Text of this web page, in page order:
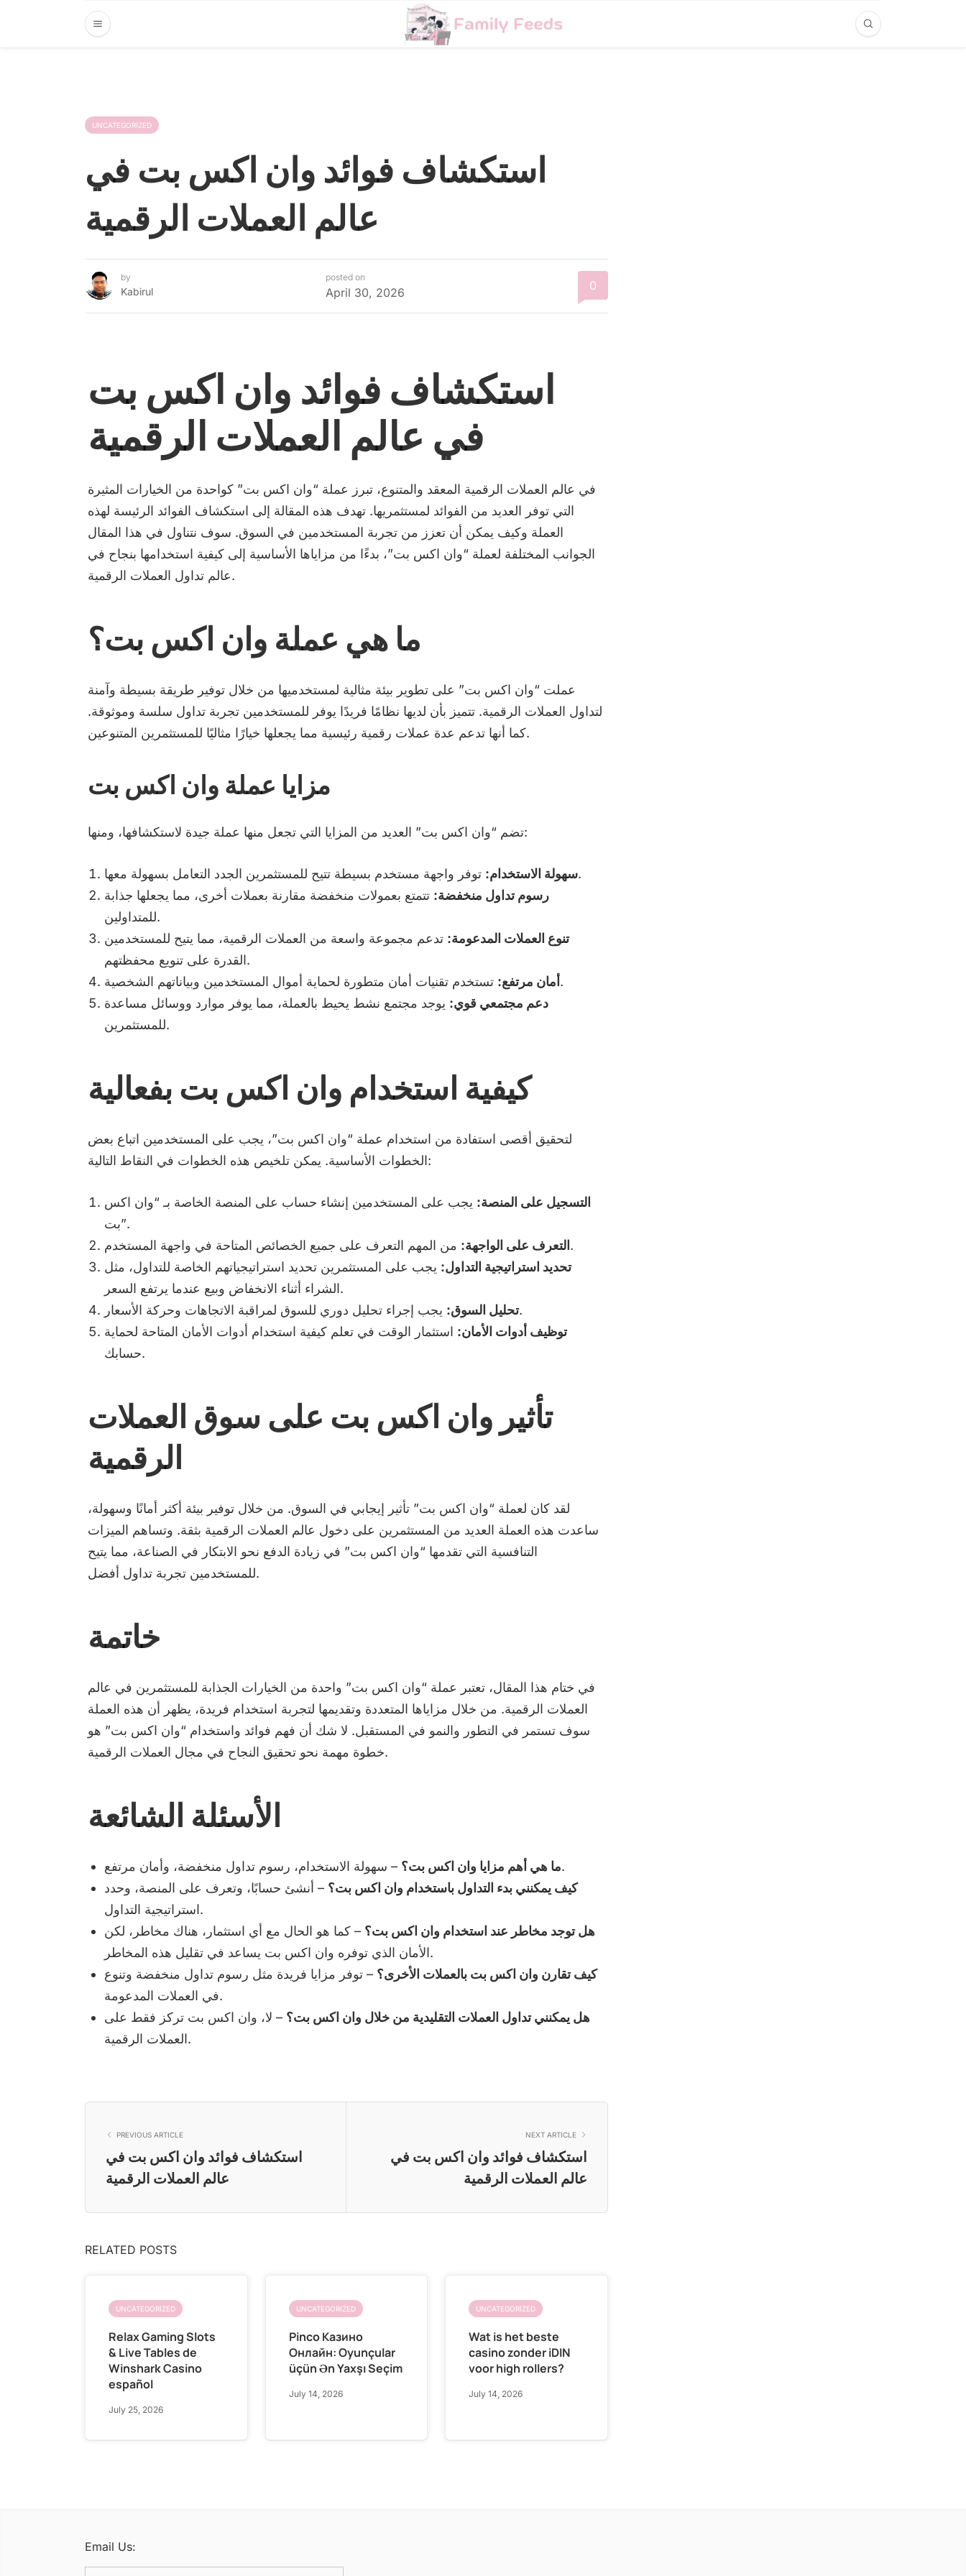
UNCATEGORIZED
استكشاف فوائد وان اكس بت في
عالم العملات الرقمية
by
Kabirul
posted on
April 30, 2026 0
استكشاف فوائد وان اكس بت
في عالم العملات الرقمية
في عالم العملات الرقمية المعقد والمتنوع، تبرز عملة “وان اكس بت” كواحدة من الخيارات المثيرة
التي توفر العديد من الفوائد لمستثمريها. تهدف هذه المقالة إلى استكشاف الفوائد الرئيسة لهذه
العملة وكيف يمكن أن تعزز من تجربة المستخدمين في السوق. سوف نتناول في هذا المقال
الجوانب المختلفة لعملة “وان اكس بت”، بدءًا من مزاياها الأساسية إلى كيفية استخدامها بنجاح في
عالم تداول العملات الرقمية.
ما هي عملة وان اكس بت؟
عملت “وان اكس بت” على تطوير بيئة مثالية لمستخدميها من خلال توفير طريقة بسيطة وآمنة
لتداول العملات الرقمية. تتميز بأن لديها نظامًا فريدًا يوفر للمستخدمين تجربة تداول سلسة وموثوقة.
كما أنها تدعم عدة عملات رقمية رئيسية مما يجعلها خيارًا مثاليًا للمستثمرين المتنوعين.
مزايا عملة وان اكس بت
تضم “وان اكس بت” العديد من المزايا التي تجعل منها عملة جيدة لاستكشافها، ومنها:
سهولة الاستخدام:توفر واجهة مستخدم بسيطة تتيح للمستثمرين الجدد التعامل بسهولة معها.
رسوم تداول منخفضة: تتمتع بعمولات منخفضة مقارنة بعملات أخرى، مما يجعلها جذابة
للمتداولين.
تنوع العملات المدعومة: تدعم مجموعة واسعة من العملات الرقمية، مما يتيح للمستخدمين
القدرة على تنويع محفظتهم.
أمان مرتفع:تستخدم تقنيات أمان متطورة لحماية أموال المستخدمين وبياناتهم الشخصية.
دعم مجتمعي قوي: يوجد مجتمع نشط يحيط بالعملة، مما يوفر موارد ووسائل مساعدة
للمستثمرين.
كيفية استخدام وان اكس بت بفعالية
لتحقيق أقصى استفادة من استخدام عملة “وان اكس بت”، يجب على المستخدمين اتباع بعض
الخطوات الأساسية. يمكن تلخيص هذه الخطوات في النقاط التالية:
التسجيل على المنصة: يجب على المستخدمين إنشاء حساب على المنصة الخاصة بـ “وان اكس
بت”.
التعرف على الواجهة: من المهم التعرف على جميع الخصائص المتاحة في واجهة المستخدم.
تحديد استراتيجية التداول: يجب على المستثمرين تحديد استراتيجياتهم الخاصة للتداول، مثل
الشراء أثناء الانخفاض وبيع عندما يرتفع السعر.
تحليل السوق:يجب إجراء تحليل دوري للسوق لمراقبة الاتجاهات وحركة الأسعار.
توظيف أدوات الأمان: استثمار الوقت في تعلم كيفية استخدام أدوات الأمان المتاحة لحماية
حسابك.
تأثير وان اكس بت على سوق العملات
الرقمية
لقد كان لعملة “وان اكس بت” تأثير إيجابي في السوق. من خلال توفير بيئة أكثر أمانًا وسهولة،
ساعدت هذه العملة العديد من المستثمرين على دخول عالم العملات الرقمية بثقة. وتساهم الميزات
التنافسية التي تقدمها “وان اكس بت” في زيادة الدفع نحو الابتكار في الصناعة، مما يتيح
للمستخدمين تجربة تداول أفضل.
خاتمة
في ختام هذا المقال، تعتبر عملة “وان اكس بت” واحدة من الخيارات الجذابة للمستثمرين في عالم
العملات الرقمية. من خلال مزاياها المتعددة وتقديمها لتجربة استخدام فريدة، يظهر أن هذه العملة
سوف تستمر في التطور والنمو في المستقبل. لا شك أن فهم فوائد واستخدام “وان اكس بت” هو
خطوة مهمة نحو تحقيق النجاح في مجال العملات الرقمية.
الأسئلة الشائعة
ما هي أهم مزايا وان اكس بت؟– سهولة الاستخدام، رسوم تداول منخفضة، وأمان مرتفع.
كيف يمكنني بدء التداول باستخدام وان اكس بت؟ – أنشئ حسابًا، وتعرف على المنصة، وحدد
استراتيجية التداول.
هل توجد مخاطر عند استخدام وان اكس بت؟ – كما هو الحال مع أي استثمار، هناك مخاطر، لكن
الأمان الذي توفره وان اكس بت يساعد في تقليل هذه المخاطر.
كيف تقارن وان اكس بت بالعملات الأخرى؟ – توفر مزايا فريدة مثل رسوم تداول منخفضة وتنوع
في العملات المدعومة.
هل يمكنني تداول العملات التقليدية من خلال وان اكس بت؟ – لا، وان اكس بت تركز فقط على
العملات الرقمية.
PREVIOUS ARTICLE
استكشاف فوائد وان اكس بت في
عالم العملات الرقمية
NEXT ARTICLE
استكشاف فوائد وان اكس بت في
عالم العملات الرقمية
RELATED POSTS
UNCATEGORIZED
Relax Gaming Slots
& Live Tables de
Winshark Casino
español
July 25, 2026
UNCATEGORIZED
Pinco Казино
Онлайн: Oyunçular
üçün Ən Yaxşı Seçim
July 14, 2026
UNCATEGORIZED
Wat is het beste
casino zonder iDIN
voor high rollers?
July 14, 2026
Email Us: